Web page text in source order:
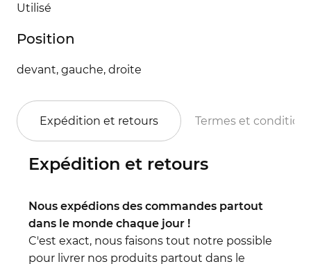
Utilisé
Position
devant, gauche, droite
Expédition et retours Termes et
Expédition et retours
Nous expédions des commandes partout
dans le monde chaque jour !
C'est exact, nous faisons tout notre possible
pour livrer nos produits partout dans le